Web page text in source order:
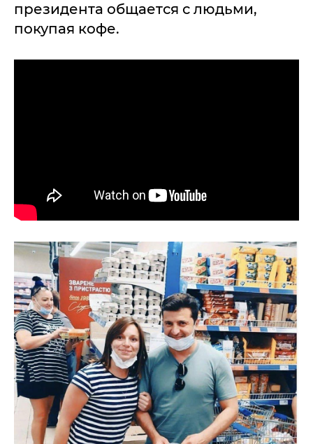
президента общается с людьми,
покупая кофе.